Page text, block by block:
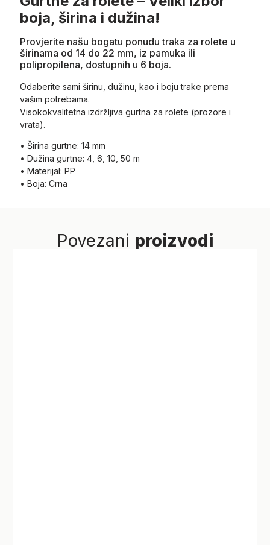
boja, širina i dužina!
Provjerite našu bogatu ponudu traka za rolete u
širinama od 14 do 22 mm, iz pamuka ili
polipropilena, dostupnih u 6 boja.
Odaberite sami širinu, dužinu, kao i boju trake prema
vašim potrebama.
Visokokvalitetna izdržljiva gurtna za rolete (prozore i
vrata).
• Širina gurtne: 14 mm
• Dužina gurtne: 4, 6, 10, 50 m
• Materijal: PP
• Boja: Crna
Povezani proizvodi